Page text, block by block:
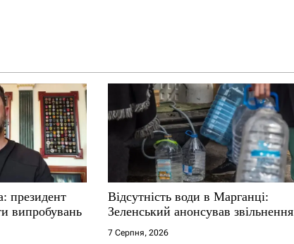
президент
випробувань
Відсутність води в Марганці:
Зеленський анонсував звільнення
7 Серпня, 2026